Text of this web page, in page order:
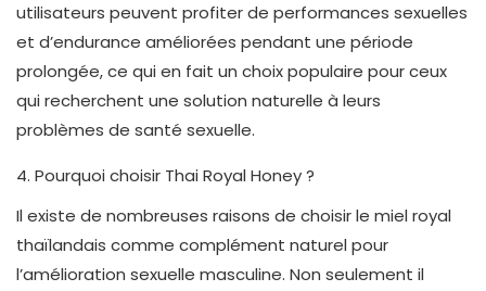
utilisateurs peuvent profiter de performances sexuelles
et d’endurance améliorées pendant une période
prolongée, ce qui en fait un choix populaire pour ceux
qui recherchent une solution naturelle à leurs
problèmes de santé sexuelle.
4. Pourquoi choisir Thai Royal Honey ?
Il existe de nombreuses raisons de choisir le miel royal
thaïlandais comme complément naturel pour
l’amélioration sexuelle masculine. Non seulement il